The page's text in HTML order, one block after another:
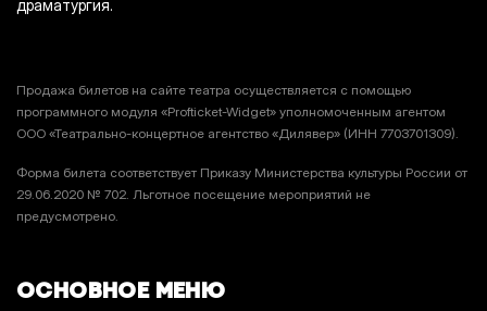
драматургия.
Продажа билетов на сайте театра осуществляется с помощью
программного модуля «Profticket-Widget» уполномоченным агентом
ООО «Театрально-концертное агентство «Дилявер» (ИНН 7703701309).
Форма билета соответствует Приказу Министерства культуры России от
29.06.2020 № 702. Льготное посещение мероприятий не
предусмотрено.
ОСНОВНОЕ МЕНЮ